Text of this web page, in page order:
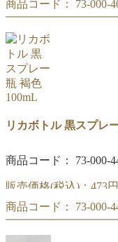
黒スプレー瓶 緑
商品コード： 73-000-
黒スプレー瓶 緑 100mL
リカボトル 黒スプレ
商品コード： 73-000-
販売価格(税込)： 473円
黒スプレー瓶 褐色
商品コード： 73-000-
黒スプレー瓶 褐色 100mL